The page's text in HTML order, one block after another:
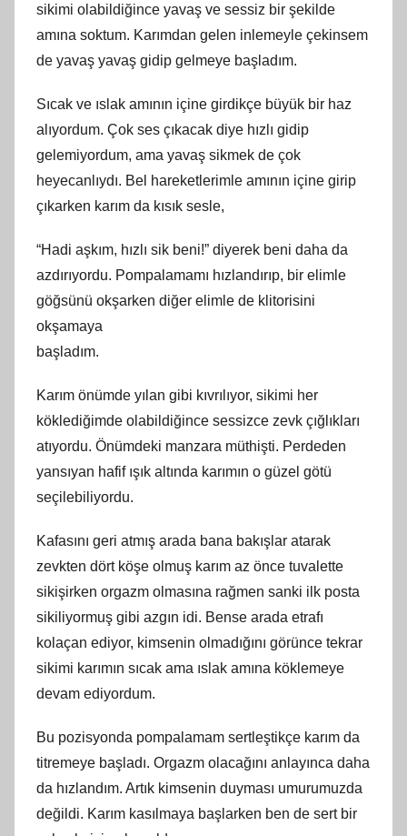
sikimi olabildiğince yavaş ve sessiz bir şekilde
amına soktum. Karımdan gelen inlemeyle çekinsem
de yavaş yavaş gidip gelmeye başladım.
Sıcak ve ıslak amının içine girdikçe büyük bir haz
alıyordum. Çok ses çıkacak diye hızlı gidip
gelemiyordum, ama yavaş sikmek de çok
heyecanlıydı. Bel hareketlerimle amının içine girip
çıkarken karım da kısık sesle,
“Hadi aşkım, hızlı sik beni!” diyerek beni daha da
azdırıyordu. Pompalamamı hızlandırıp, bir elimle
göğsünü okşarken diğer elimle de klitorisini
okşamaya
başladım.
Karım önümde yılan gibi kıvrılıyor, sikimi her
köklediğimde olabildiğince sessizce zevk çığlıkları
atıyordu. Önümdeki manzara müthişti. Perdeden
yansıyan hafif ışık altında karımın o güzel götü
seçilebiliyordu.
Kafasını geri atmış arada bana bakışlar atarak
zevkten dört köşe olmuş karım az önce tuvalette
sikişirken orgazm olmasına rağmen sanki ilk posta
sikiliyormuş gibi azgın idi. Bense arada etrafı
kolaçan ediyor, kimsenin olmadığını görünce tekrar
sikimi karımın sıcak ama ıslak amına köklemeye
devam ediyordum.
Bu pozisyonda pompalamam sertleştikçe karım da
titremeye başladı. Orgazm olacağını anlayınca daha
da hızlandım. Artık kimsenin duyması umurumuzda
değildi. Karım kasılmaya başlarken ben de sert bir